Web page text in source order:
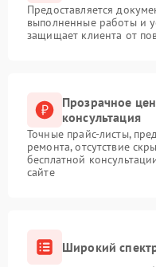
Предоставляется
выполненные работы и
защищает клиента от
Прозрачное
консультация
Точные прайс-листы,
ремонта, отсутствие
бесплатной
сайте
Широкий